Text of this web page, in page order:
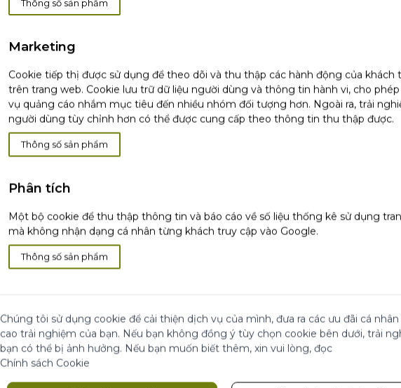
Thông số sản phẩm
Marketing
Cookie tiếp thị được sử dụng để theo dõi và thu thập các hành động của khách
trên trang web. Cookie lưu trữ dữ liệu người dùng và thông tin hành vi, cho
vụ quảng cáo nhắm mục tiêu đến nhiều nhóm đối tượng hơn. Ngoài ra, trải
người dùng tùy chỉnh hơn có thể được cung cấp theo thông tin thu thập được.
Thông số sản phẩm
Phân tích
Một bộ cookie để thu thập thông tin và báo cáo về số liệu thống kê sử dụng
mà không nhận dạng cá nhân từng khách truy cập vào Google.
Thông số sản phẩm
Chúng tôi sử dụng cookie để cải thiện dịch vụ của mình, đưa ra các ưu đãi cá
cao trải nghiệm của bạn. Nếu bạn không đồng ý tùy chọn cookie bên dưới, trải
bạn có thể bị ảnh hưởng. Nếu bạn muốn biết thêm, xin vui lòng, đọc
Chính sách Cookie